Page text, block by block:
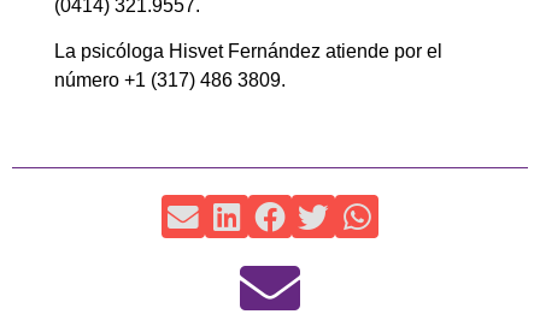
(0414) 321.9557.
La psicóloga Hisvet Fernández atiende por el
número +1 (317) 486 3809.